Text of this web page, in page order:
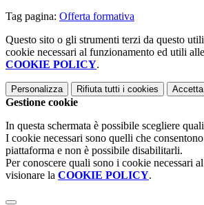
Tag pagina: Offerta formativa
Questo sito o gli strumenti terzi da questo
cookie necessari al funzionamento ed utili
COOKIE POLICY.
Personalizza Rifiuta tutti i cookies
Gestione cookie
In questa schermata è possibile scegliere
I cookie necessari sono quelli che
piattaforma e non è possibile disabilitarli.
Per conoscere quali sono i cookie necessari
visionare la COOKIE POLICY.